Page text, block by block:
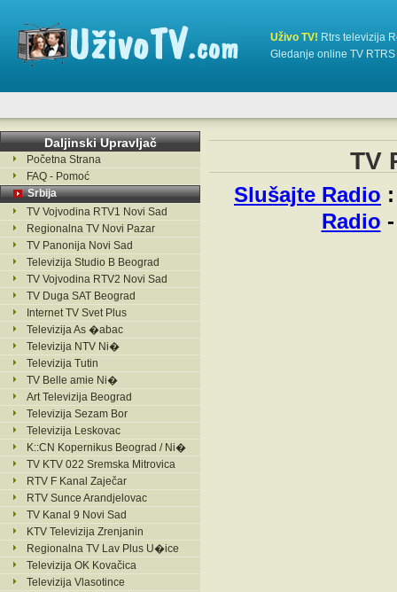
Uživo TV! Rtrs televizija
Gledanje online TV
Daljinski Upravljač
Početna Strana
FAQ - Pomoć
Srbija
TV Vojvodina RTV1 Novi Sad
Regionalna TV Novi Pazar
TV Panonija Novi Sad
Televizija Studio B Beograd
TV Vojvodina RTV2 Novi Sad
TV Duga SAT Beograd
Internet TV Svet Plus
Televizija As �abac
Televizija NTV Ni�
Televizija Tutin
TV Belle amie Ni�
Art Televizija Beograd
Televizija Sezam Bor
Televizija Leskovac
K::CN Kopernikus Beograd / Ni�
TV KTV 022 Sremska Mitrovica
RTV F Kanal Zaječar
RTV Sunce Arandjelovac
TV Kanal 9 Novi Sad
KTV Televizija Zrenjanin
Regionalna TV Lav Plus U�ice
Televizija OK Kovačica
Televizija Vlasotince
TV
Slušajte Radio
Radio